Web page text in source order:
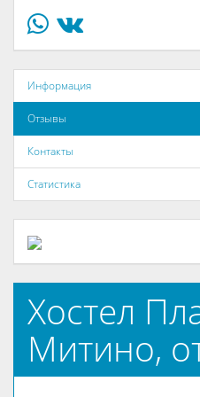
Информация
Отзывы
Контакты
Статистика
Хостел
Митино,